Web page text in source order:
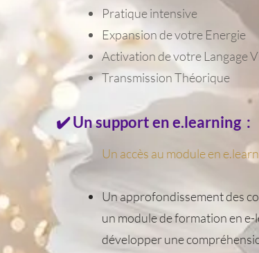
Pratique intensive
Expansion de votre Energie
Activation de votre Langage
Transmission Théorique
✔️ Un support en e.learning :
Un accès au module en
Un approfondissement des
un module de formation en
développer une